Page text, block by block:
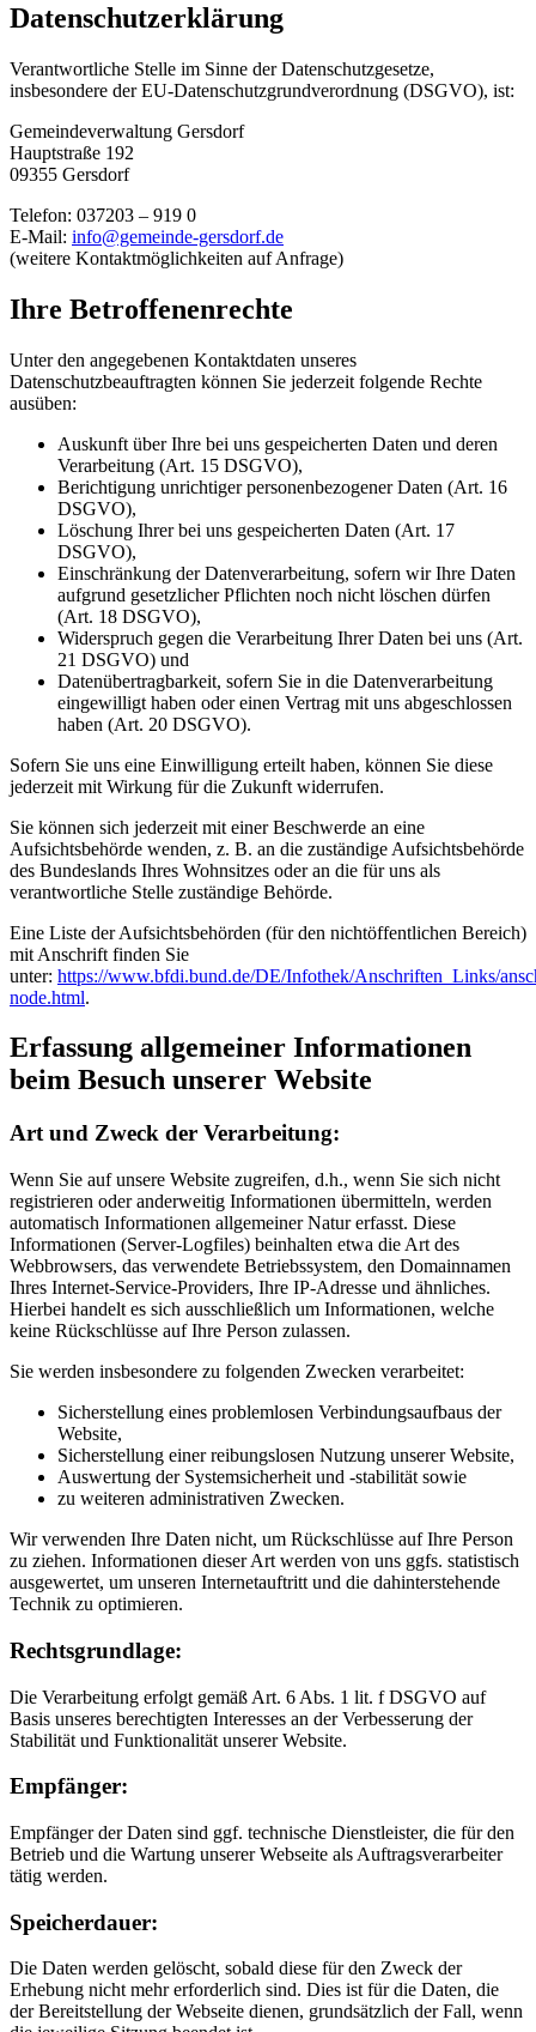
Datenschutzerklärung
Verantwortliche Stelle im Sinne der Datenschutzgesetze,
insbesondere der EU-Datenschutzgrundverordnung (DSGVO), ist:
Gemeindeverwaltung Gersdorf
Hauptstraße 192
09355 Gersdorf
Telefon: 037203 – 919 0
E-Mail: info@gemeinde-gersdorf.de
(weitere Kontaktmöglichkeiten auf Anfrage)
Ihre Betroffenenrechte
Unter den angegebenen Kontaktdaten unseres
Datenschutzbeauftragten können Sie jederzeit folgende Rechte
ausüben:
Auskunft über Ihre bei uns gespeicherten Daten und deren
Verarbeitung (Art. 15 DSGVO),
Berichtigung unrichtiger personenbezogener Daten (Art. 16
DSGVO),
Löschung Ihrer bei uns gespeicherten Daten (Art. 17
DSGVO),
Einschränkung der Datenverarbeitung, sofern wir Ihre Daten
aufgrund gesetzlicher Pflichten noch nicht löschen dürfen
(Art. 18 DSGVO),
Widerspruch gegen die Verarbeitung Ihrer Daten bei uns (Art.
21 DSGVO) und
Datenübertragbarkeit, sofern Sie in die Datenverarbeitung
eingewilligt haben oder einen Vertrag mit uns abgeschlossen
haben (Art. 20 DSGVO).
Sofern Sie uns eine Einwilligung erteilt haben, können Sie diese
jederzeit mit Wirkung für die Zukunft widerrufen.
Sie können sich jederzeit mit einer Beschwerde an eine
Aufsichtsbehörde wenden, z. B. an die zuständige Aufsichtsbehörde
des Bundeslands Ihres Wohnsitzes oder an die für uns als
verantwortliche Stelle zuständige Behörde.
Eine Liste der Aufsichtsbehörden (für den nichtöffentlichen Bereich)
mit Anschrift finden Sie
unter: https://www.bfdi.bund.de/DE/Infothek/Anschriften_Links/
node.html.
Erfassung allgemeiner Informationen
beim Besuch unserer Website
Art und Zweck der Verarbeitung:
Wenn Sie auf unsere Website zugreifen, d.h., wenn Sie sich nicht
registrieren oder anderweitig Informationen übermitteln, werden
automatisch Informationen allgemeiner Natur erfasst. Diese
Informationen (Server-Logfiles) beinhalten etwa die Art des
Webbrowsers, das verwendete Betriebssystem, den Domainnamen
Ihres Internet-Service-Providers, Ihre IP-Adresse und ähnliches.
Hierbei handelt es sich ausschließlich um Informationen, welche
keine Rückschlüsse auf Ihre Person zulassen.
Sie werden insbesondere zu folgenden Zwecken verarbeitet:
Sicherstellung eines problemlosen Verbindungsaufbaus der
Website,
Sicherstellung einer reibungslosen Nutzung unserer Website,
Auswertung der Systemsicherheit und -stabilität sowie
zu weiteren administrativen Zwecken.
Wir verwenden Ihre Daten nicht, um Rückschlüsse auf Ihre Person
zu ziehen. Informationen dieser Art werden von uns ggfs. statistisch
ausgewertet, um unseren Internetauftritt und die dahinterstehende
Technik zu optimieren.
Rechtsgrundlage:
Die Verarbeitung erfolgt gemäß Art. 6 Abs. 1 lit. f DSGVO auf
Basis unseres berechtigten Interesses an der Verbesserung der
Stabilität und Funktionalität unserer Website.
Empfänger:
Empfänger der Daten sind ggf. technische Dienstleister, die für den
Betrieb und die Wartung unserer Webseite als Auftragsverarbeiter
tätig werden.
Speicherdauer:
Die Daten werden gelöscht, sobald diese für den Zweck der
Erhebung nicht mehr erforderlich sind. Dies ist für die Daten, die
der Bereitstellung der Webseite dienen, grundsätzlich der Fall, wenn